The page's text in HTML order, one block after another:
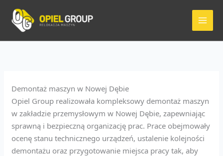
treści
Demontaż maszyn w Nowej Dębie
Opiel Group realizowała kompleksowy demontaż maszyn
w zakładzie przemysłowym w Nowej Dębie, zapewniając
sprawną i bezpieczną organizację prac. Prace obejmowały
ocenę stanu technicznego urządzeń, ustalenie kolejności
demontażu oraz przygotowanie miejsca pracy tak, aby